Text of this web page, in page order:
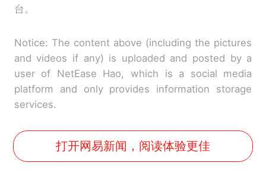
台。
Notice: The content above (including the pictures
and videos if any) is uploaded and posted by a
user of NetEase Hao, which is a social media
platform and only provides information storage
services.
打开网易新闻，阅读体验更佳